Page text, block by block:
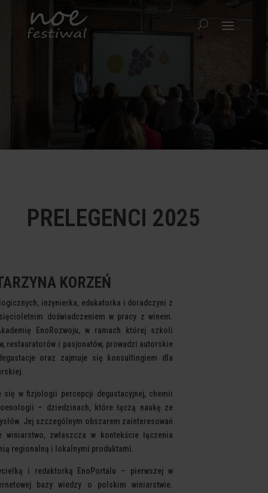
PRELEGENCI 2025
KORZEŃ
inżynierka, edukatorka i doradczyni z
doświadczeniem w pracy z winem.
EnoRozwoju, w ramach której szkoli
restauratorów i pasjonatów, prowadzi autorskie
oraz zajmuje się
konsultingiem dla
się w fizjologii percepcji degustacyjnej, chemii
– dziedzinach, które łączą naukę ze
Jej szczególnym obszarem zainteresowań
winiarstwo, zwłaszcza w
kontekście łączenia
regionalną i lokalnymi produktami.
i redaktorką EnoPortalu – pierwszej w
bazy wiedzy o polskim winiarstwie.